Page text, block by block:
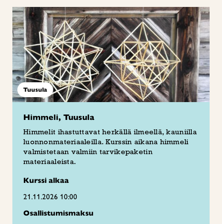
Tuusula
Himmeli, Tuusula
Himmelit ihastuttavat herkällä ilmeellä, kauniilla
luonnonmateriaaleilla. Kurssin aikana himmeli
valmistetaan valmiin tarvikepaketin
materiaaleista.
Kurssi alkaa
21.11.2026 10:00
Osallistumismaksu